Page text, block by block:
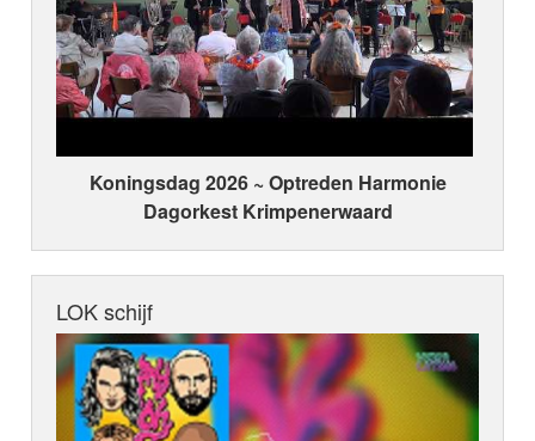
Koningsdag 2026 ~ Optreden Harmonie
Dagorkest Krimpenerwaard
LOK schijf